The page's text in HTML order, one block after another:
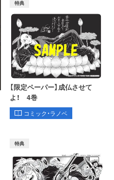
特典
【限定ペーパー】成仏させて
よ！ 4巻
コミック・ラノベ
特典